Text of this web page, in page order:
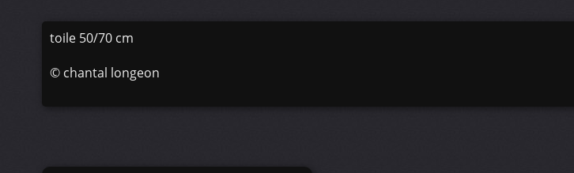
toile 50/70 cm
© chantal longeon